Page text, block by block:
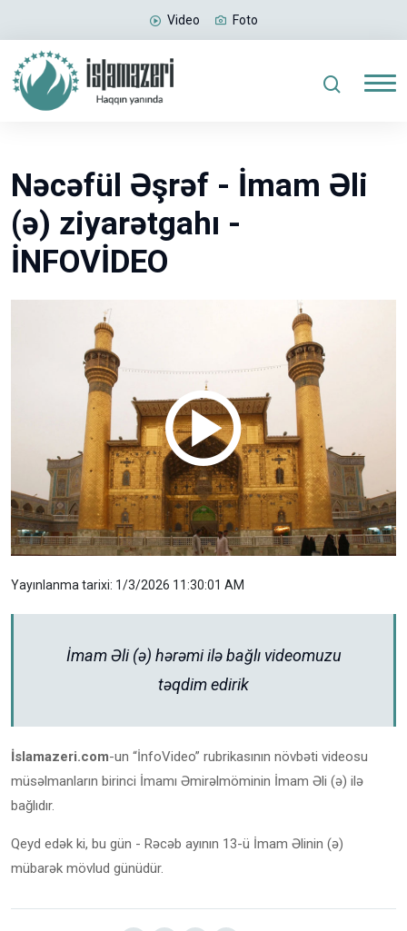
Video Foto
Nəcəfül Əşrəf - İmam Əli
(ə) ziyarətgahı -
İNFOVİDEO
Yayınlanma tarixi: 1/3/2026 11:30:01 AM
İmam Əli (ə) hərəmi ilə bağlı videomuzu
təqdim edirik
İslamazeri.com-un “İnfoVideo” rubrikasının növbəti videosu
müsəlmanların birinci İmamı Əmirəlmöminin İmam Əli (ə) ilə
bağlıdır.
Qeyd edək ki, bu gün - Rəcəb ayının 13-ü İmam Əlinin (ə)
mübarək mövlud günüdür.